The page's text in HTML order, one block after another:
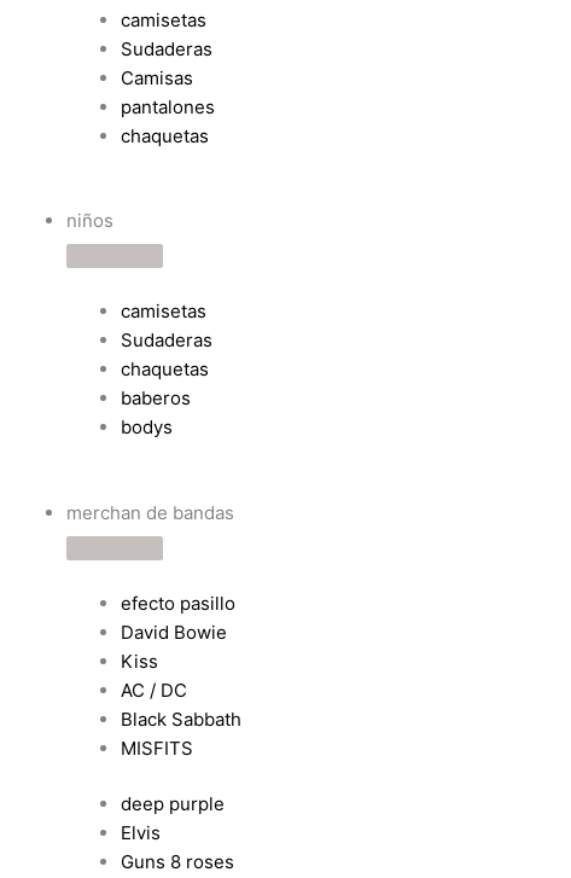
camisetas
Sudaderas
Camisas
pantalones
chaquetas
niños
camisetas
Sudaderas
chaquetas
baberos
bodys
merchan de bandas
efecto pasillo
David Bowie
Kiss
AC / DC
Black Sabbath
MISFITS
deep purple
Elvis
Guns 8 roses